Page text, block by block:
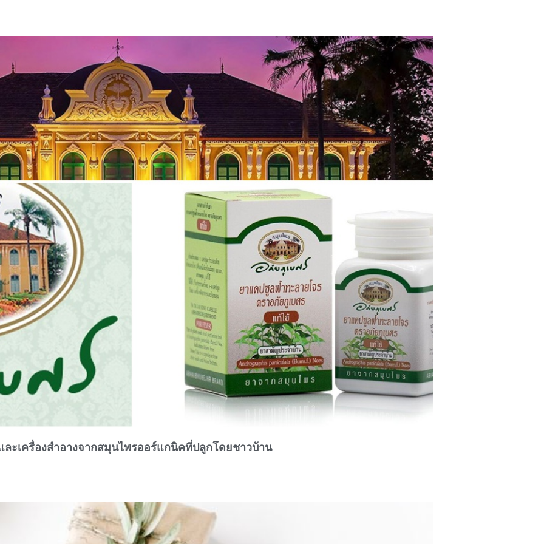
ละเครื่องสำอางจากสมุนไพรออร์แกนิคที่ปลูกโดยชาวบ้าน